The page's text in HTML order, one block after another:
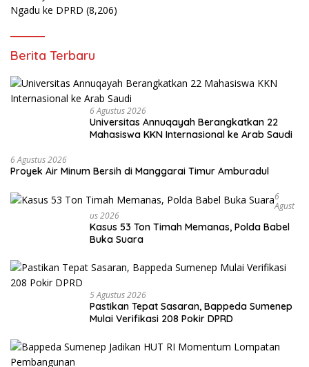
Ngadu ke DPRD (8,206)
Berita Terbaru
6 Agustus 2026
Universitas Annuqayah Berangkatkan 22
Mahasiswa KKN Internasional ke Arab Saudi
6 Agustus 2026
Proyek Air Minum Bersih di Manggarai Timur Amburadul
6
Agust
Us 2026
Kasus 53 Ton Timah Memanas, Polda Babel
Buka Suara
5 Agustus 2026
Pastikan Tepat Sasaran, Bappeda Sumenep
Mulai Verifikasi 208 Pokir DPRD